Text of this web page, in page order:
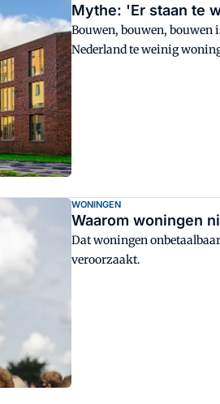
Mythe: 'Er staan te
Bouwen, bouwen, bouwen
Nederland te weinig
WONINGEN
Waarom woningen
Dat woningen
veroorzaakt.